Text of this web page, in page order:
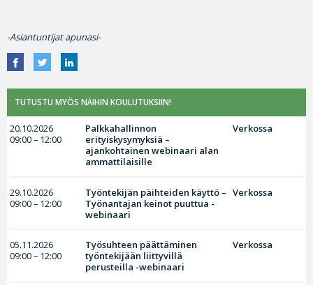
-Asiantuntijat apunasi-
TUTUSTU MYÖS NÄIHIN KOULUTUKSIIN!
20.10.2026
09:00 – 12:00
Palkkahallinnon
erityiskysymyksiä –
ajankohtainen webinaari alan
ammattilaisille
Verkossa
29.10.2026
09:00 – 12:00
Työntekijän päihteiden käyttö –
Työnantajan keinot puuttua -
webinaari
Verkossa
05.11.2026
09:00 – 12:00
Työsuhteen päättäminen
työntekijään liittyvillä
perusteilla -webinaari
Verkossa